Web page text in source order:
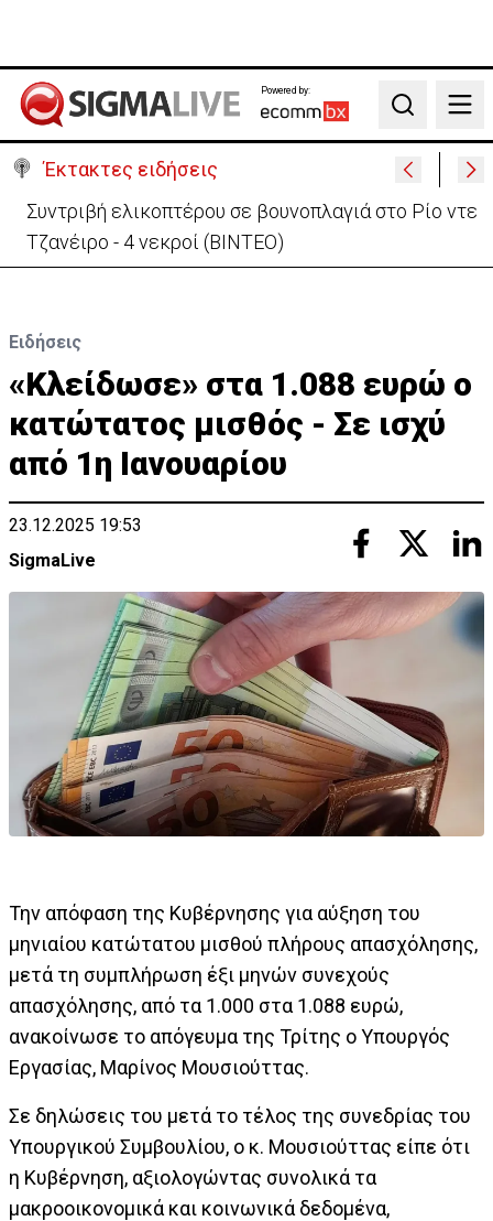
Powered by:
Search
Έκτακτες ειδήσεις
Στις φλόγες όχημα δίπλα σε χωράφι στη Λάρνακα -
Πρόλαβαν τα χειρότερα
Ειδήσεις
«Κλείδωσε» στα 1.088 ευρώ ο
κατώτατος μισθός - Σε ισχύ
από 1η Ιανουαρίου
23.12.2025 19:53
SigmaLive
Την απόφαση της Κυβέρνησης για αύξηση του
μηνιαίου κατώτατου μισθού πλήρους απασχόλησης,
μετά τη συμπλήρωση έξι μηνών συνεχούς
απασχόλησης, από τα 1.000 στα 1.088 ευρώ,
ανακοίνωσε το απόγευμα της Τρίτης ο Υπουργός
Εργασίας, Μαρίνος Μουσιούττας.
Σε δηλώσεις του μετά το τέλος της συνεδρίας του
Υπουργικού Συμβουλίου, ο κ. Μουσιούττας είπε ότι
η Κυβέρνηση, αξιολογώντας συνολικά τα
μακροοικονομικά και κοινωνικά δεδομένα,